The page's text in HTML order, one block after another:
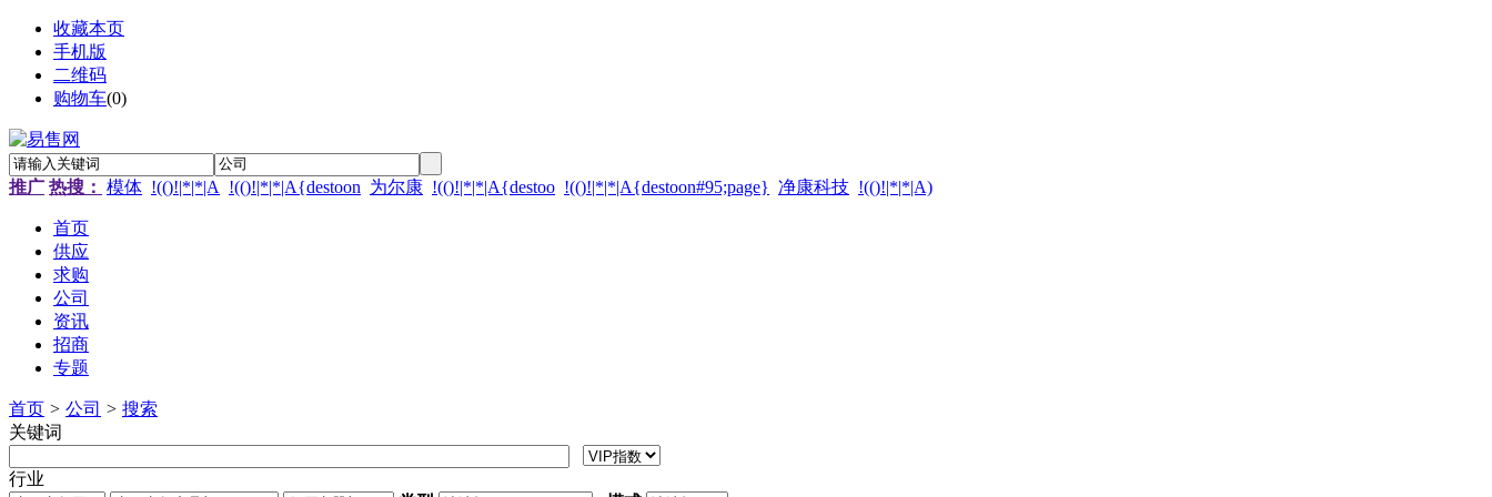
收藏本页
手机版
二维码
购物车(0)
推广 热搜： 模体 !(()!|*|*|A !(()!|*|*|A{destoon 为尔康 !(()!|*|*|A{destoo !(()!|*|*|A{destoon#95;page} 净康科技 !(()!|*|*|A)
首页
供应
求购
公司
资讯
招商
专题
首页 > 公司 > 搜索
关键词
行业